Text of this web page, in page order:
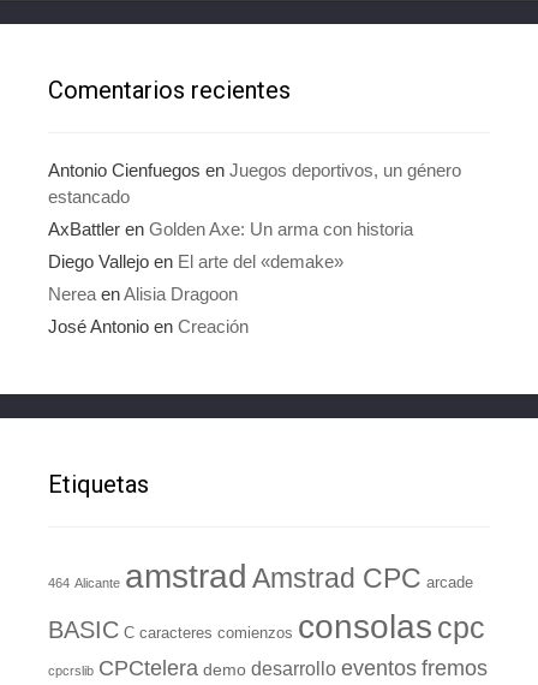
Comentarios recientes
Antonio Cienfuegos en Juegos deportivos, un género
estancado
AxBattler en Golden Axe: Un arma con historia
Diego Vallejo en El arte del «demake»
Nerea enAlisia Dragoon
José Antonio en Creación
Etiquetas
464 Alicante amstrad Amstrad CPC arcade
BASIC C caracteres comienzos consolas cpc
cpcrslib CPCtelera demo desarrollo eventos fremos